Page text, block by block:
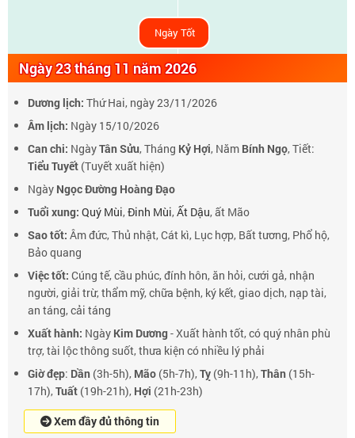
Ngày Tốt
Ngày 23 tháng 11 năm 2026
Dương lịch: Thứ Hai, ngày 23/11/2026
Âm lịch: Ngày 15/10/2026
Can chi: NgàyTân Sửu, Tháng Kỷ Hợi, Năm Bính Ngọ, Tiết:
Tiểu Tuyết (Tuyết xuất hiện)
Ngày Ngọc Đường Hoàng Đạo
Tuổi xung: Quý Mùi,Đinh Mùi,Ất Dậu, ất Mão
Sao tốt: Âm đức, Thủ nhật, Cát kì, Lục hợp, Bất tương, Phổ hộ,
Bảo quang
Việc tốt: Cúng tế, cầu phúc, đính hôn, ăn hỏi, cưới gả, nhận
người, giải trừ, thẩm mỹ, chữa bệnh, ký kết, giao dịch, nạp tài,
an táng, cải táng
Xuất hành: Ngày Kim Dương - Xuất hành tốt, có quý nhân phù
trợ, tài lộc thông suốt, thưa kiện có nhiều lý phải
Giờ đẹp: Dần (3h-5h), Mão (5h-7h),Tỵ (9h-11h),Thân (15h-
17h),Tuất (19h-21h), Hợi (21h-23h)
Xem đầy đủ thông tin